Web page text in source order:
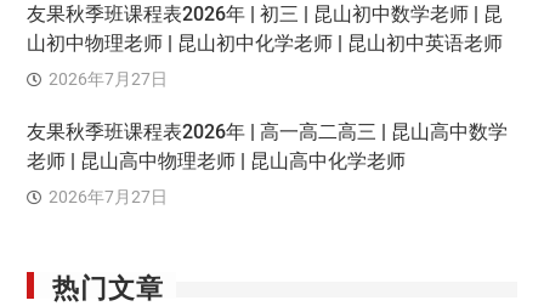
友果秋季班课程表2026年 | 初三 | 昆山初中数学老师 | 昆
山初中物理老师 | 昆山初中化学老师 | 昆山初中英语老师
2026年7月27日
友果秋季班课程表2026年 | 高一高二高三 | 昆山高中数学
老师 | 昆山高中物理老师 | 昆山高中化学老师
2026年7月27日
热门文章